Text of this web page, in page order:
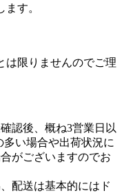
す。
は限りませんのでご理
認後、概ね3営業日以
い場合や出荷状況に
がございますのでお
配送は基本的にはド